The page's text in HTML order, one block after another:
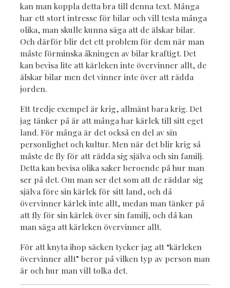
kan man koppla detta bra till denna text. Många
har ett stort intresse för bilar och vill testa många
olika, man skulle kunna säga att de älskar bilar.
Och därför blir det ett problem för dem när man
måste förminska åkningen av bilar kraftigt. Det
kan bevisa lite att kärleken inte övervinner allt, de
älskar bilar men det vinner inte över att rädda
jorden.
Ett tredje exempel är krig, allmänt bara krig. Det
jag tänker på är att många har kärlek till sitt eget
land. För många är det också en del av sin
personlighet och kultur. Men när det blir krig så
måste de fly för att rädda sig själva och sin familj.
Detta kan bevisa olika saker beroende på hur man
ser på det. Om man ser det som att de räddar sig
själva före sin kärlek för sitt land, och då
övervinner kärlek inte allt, medan man tänker på
att fly för sin kärlek över sin familj, och då kan
man säga att kärleken övervinner allt.
För att knyta ihop säcken tycker jag att “kärleken
övervinner allt” beror på vilken typ av person man
är och hur man vill tolka det.